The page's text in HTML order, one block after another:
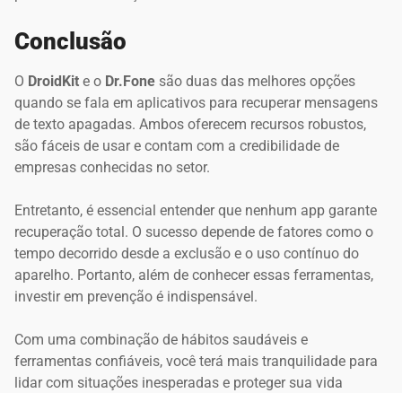
Conclusão
O DroidKit e o Dr.Fone são duas das melhores opções
quando se fala em aplicativos para recuperar mensagens
de texto apagadas. Ambos oferecem recursos robustos,
são fáceis de usar e contam com a credibilidade de
empresas conhecidas no setor.
Entretanto, é essencial entender que nenhum app garante
recuperação total. O sucesso depende de fatores como o
tempo decorrido desde a exclusão e o uso contínuo do
aparelho. Portanto, além de conhecer essas ferramentas,
investir em prevenção é indispensável.
Com uma combinação de hábitos saudáveis e
ferramentas confiáveis, você terá mais tranquilidade para
lidar com situações inesperadas e proteger sua vida